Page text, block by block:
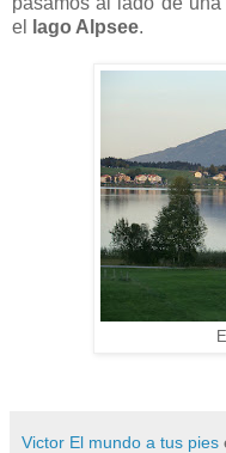
el
lago Alpsee.
Victor El mundo a tus pies